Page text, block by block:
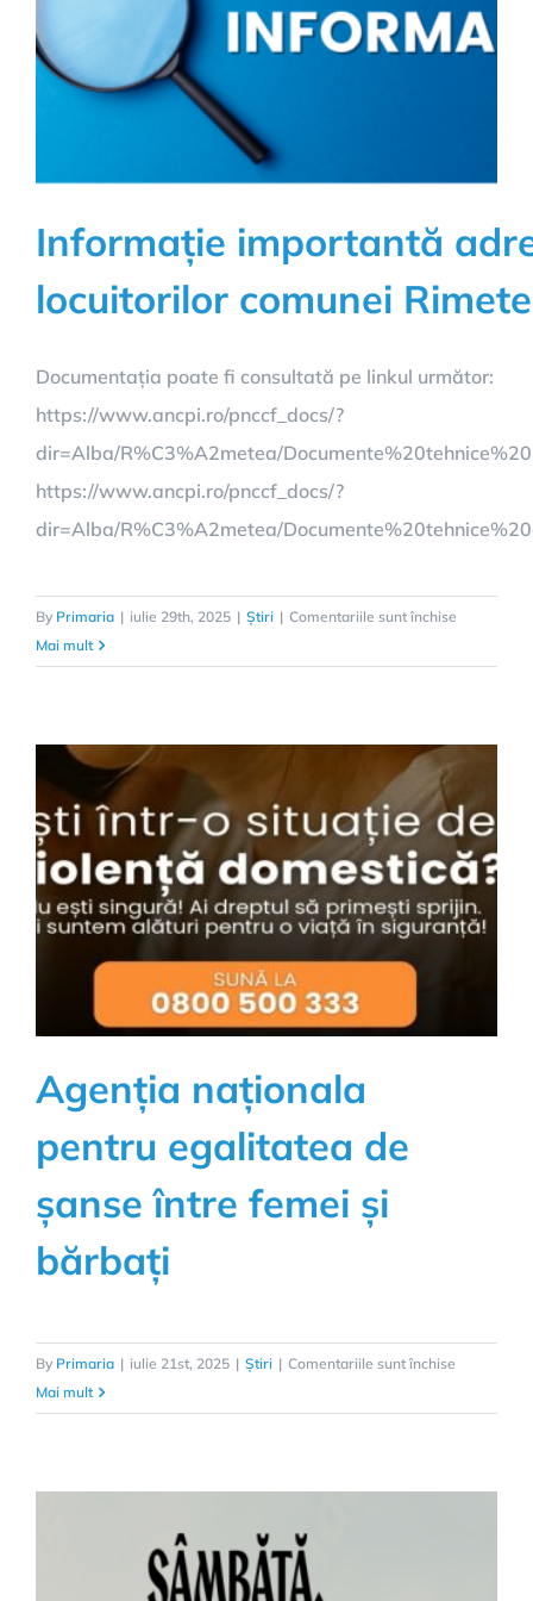
Informație importantă
locuitorilor comunei
Documentația poate fi consultată pe linkul următor:
https://www.ancpi.ro/pnccf_docs/?
dir=Alba/R%C3%A2metea/Documente%20tehnice%20
https://www.ancpi.ro/pnccf_docs/?
dir=Alba/R%C3%A2metea/
By Primaria | iulie 29th, 2025 | Știri | Comentariile sunt închise
importantă
Mai mult
Agenția naționala
pentru egalitatea de
șanse între femei și
bărbați
By Primaria | iulie 21st, 2025 | Știri | Comentariile sunt închise
naționala
Mai mult